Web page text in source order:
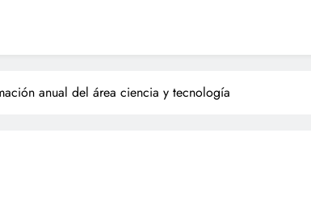
anual del área ciencia y tecnología